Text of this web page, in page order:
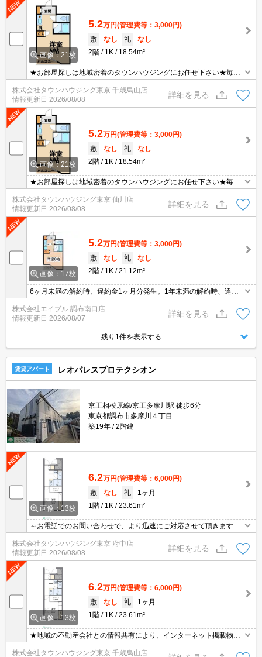
画像：21枚
5.2万円(管理費等：3,000円)
敷
なし 礼
なし
2階
1K 18.54m²
★お部屋探しは地域密着のタウンハウジングにお任せ下さい★毎日
新着情報更新中★
株式会社タウンハウジング東京 千歳烏山店
情報更新日 2026/08/08
詳細を見る
画像：21枚
5.2万円(管理費等：3,000円)
敷
なし 礼
なし
2階
1K 18.54m²
★お部屋探しは地域密着のタウンハウジングにお任せ下さい★毎日
新着情報更新中★
株式会社タウンハウジング東京 仙川店
情報更新日 2026/08/08
詳細を見る
画像：17枚
5.2万円(管理費等：3,000円)
敷
なし 礼
なし
2階
1K 21.12m²
6ヶ月未満の解約時、違約金1ヶ月分発生。1年未満の解約時、違約
金1ヶ月分発生。
株式会社エイブル 調布南口店
情報更新日 2026/08/07
詳細を見る
残り1件を表示する
賃貸アパート レオパレスプロテクシオン
京王相模原線/京王多摩川駅 徒歩6分
東京都調布市多摩川４丁目
築19年
2階建
画像：13枚
6.2万円(管理費等：6,000円)
敷
なし 礼
1ヶ月
1階
1K 23.61m²
～お電話でのお問い合わせで、より迅速にご対応させて頂きます～
地域密着タウンハウジングまで～
株式会社タウンハウジング東京 府中店
情報更新日 2026/08/08
詳細を見る
画像：13枚
6.2万円(管理費等：6,000円)
敷
なし 礼
1ヶ月
1階
1K 23.61m²
★地域の不動産会社との情報共有により、インターネット掲載物件
のほぼ全てがご紹介可能です♪お家賃交渉や礼金交渉などもお気軽に
ご相談ください♪
株式会社タウンハウジング東京 千歳烏山店